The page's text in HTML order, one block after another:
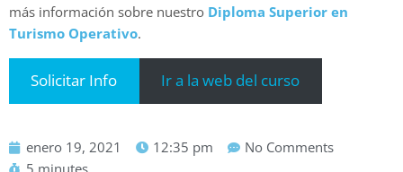
más información sobre nuestro Diploma Superior en
Turismo Operativo.
Solicitar Info Ir a la web del curso
enero 19, 2021 12:35 pm
No Comments
5 minutes